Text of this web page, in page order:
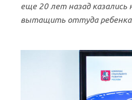
по
еще 20 лет назад казались
вытащить оттуда ребенка